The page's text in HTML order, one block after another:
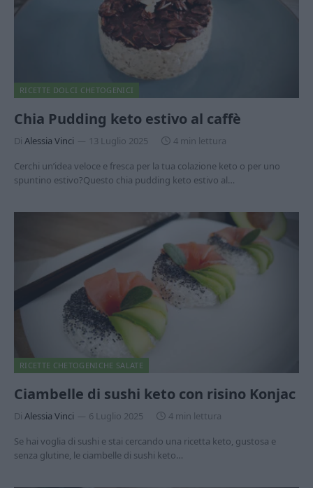
RICETTE DOLCI CHETOGENICI
Chia Pudding keto estivo al caffè
Di Alessia Vinci 13 Luglio 2025
4 min lettura
Cerchi un’idea veloce e fresca per la tua colazione keto o per uno
spuntino estivo?Questo chia pudding keto estivo al…
RICETTE CHETOGENICHE SALATE
Ciambelle di sushi keto con risino Konjac
Di Alessia Vinci 6 Luglio 2025
4 min lettura
Se hai voglia di sushi e stai cercando una ricetta keto, gustosa e
senza glutine, le ciambelle di sushi keto…